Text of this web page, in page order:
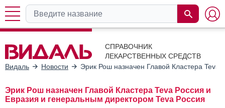
СПРАВОЧНИК
ЛЕКАРСТВЕННЫХ СРЕДСТВ
Видаль
Новости Эрик Рош назначен Главой Кластера Teva
Эрик Рош назначен Главой Кластера Teva Россия и
Евразия и генеральным директором Teva Россия